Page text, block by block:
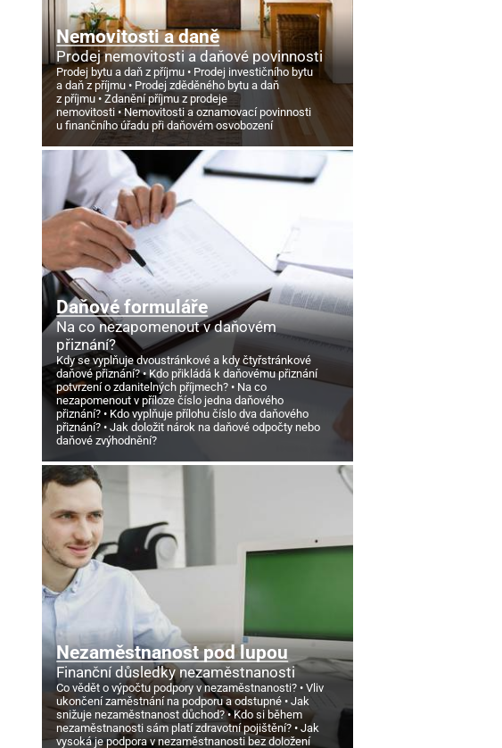
Nemovitosti a daně
Prodej nemovitosti a daňové povinnosti
Prodej bytu a daň z příjmu
Prodej investičního bytu
a daň z příjmu
Prodej zděděného bytu a daň
z příjmu
Zdanění příjmu z prodeje
nemovitosti
Nemovitosti a oznamovací povinnosti
u finančního úřadu při daňovém osvobození
Daňové formuláře
Na co nezapomenout v daňovém
přiznání?
Kdy se vyplňuje dvoustránkové a kdy čtyřstránkové
daňové přiznání?
Kdo přikládá k daňovému přiznání
potvrzení o zdanitelných příjmech?
Na co
nezapomenout v příloze číslo jedna daňového
přiznání?
Kdo vyplňuje přílohu číslo dva daňového
přiznání?
Jak doložit nárok na daňové odpočty nebo
daňové zvýhodnění?
Nezaměstnanost pod lupou
Finanční důsledky nezaměstnanosti
Co vědět o výpočtu podpory v nezaměstnanosti?
Vliv
ukončení zaměstnání na podporu a odstupné
Jak
snižuje nezaměstnanost důchod?
Kdo si během
nezaměstnanosti sám platí zdravotní pojištění?
Jak
vysoká je podpora v nezaměstnanosti bez doložení